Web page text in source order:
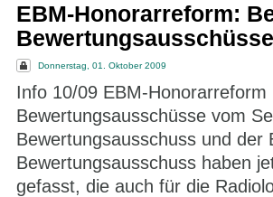
EBM-Honorarreform:
Donnerstag, 01. Oktober 2009
Info 10/09 EBM-Honorarreform
Bewertungsausschüsse vom
Bewertungsausschuss und der
Bewertungsausschuss haben
gefasst, die auch für die